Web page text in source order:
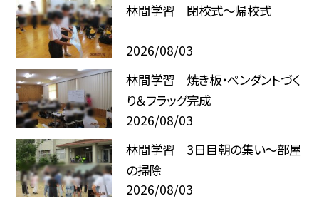
林間学習 閉校式～帰校式
2026/08/03
林間学習 焼き板・ペンダントづく
り＆フラッグ完成
2026/08/03
林間学習 3日目朝の集い～部屋
の掃除
2026/08/03